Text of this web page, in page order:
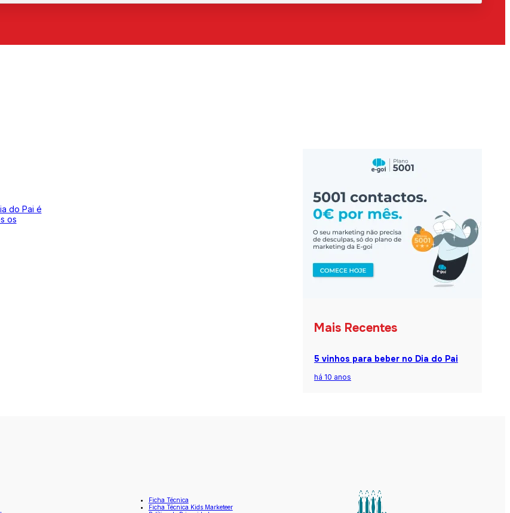
do Pai é
os
Mais Recentes
5 vinhos para beber no Dia do Pai
há 10 anos
Ficha Técnica
Ficha Técnica Kids Marketeer